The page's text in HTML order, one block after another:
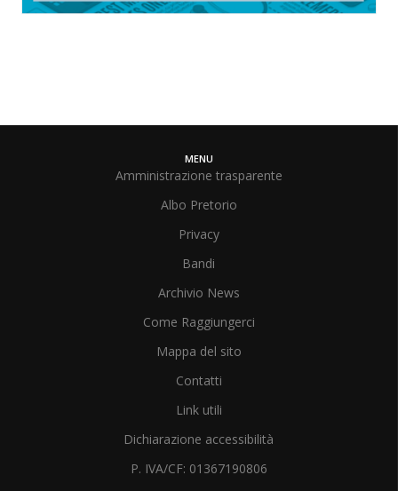
MENU
Amministrazione trasparente
Albo Pretorio
Privacy
Bandi
Archivio News
Come Raggiungerci
Mappa del sito
Contatti
Link utili
Dichiarazione accessibilità
P. IVA/CF: 01367190806